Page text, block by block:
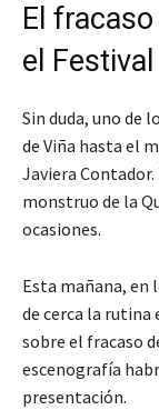
El
el
Sin duda, uno de
de Viña hasta el
Javiera
monstruo de la
ocasiones.
Esta mañana, en
de cerca la rutina
sobre el fracaso
escenografía
presentación.